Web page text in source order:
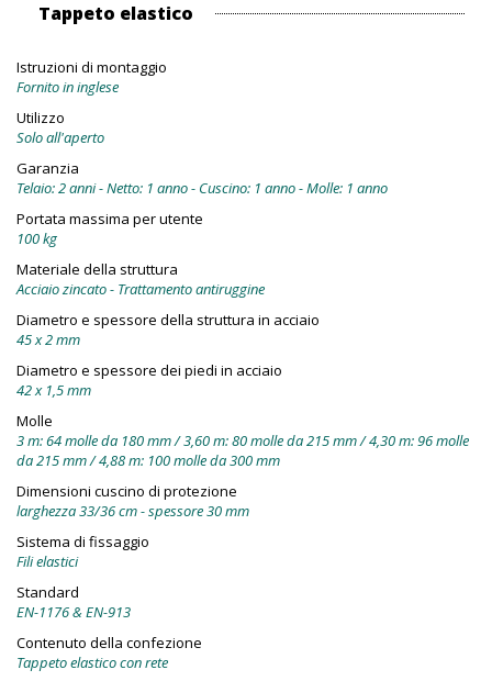
Tappeto elastico
Istruzioni di montaggio
Fornito in inglese
Utilizzo
Solo all'aperto
Garanzia
Telaio: 2 anni - Netto: 1 anno - Cuscino: 1 anno - Molle: 1 anno
Portata massima per utente
100 kg
Materiale della struttura
Acciaio zincato - Trattamento antiruggine
Diametro e spessore della struttura in acciaio
45 x 2 mm
Diametro e spessore dei piedi in acciaio
42 x 1,5 mm
Molle
3 m: 64 molle da 180 mm / 3,60 m: 80 molle da 215 mm / 4,30 m: 96 molle
da 215 mm / 4,88 m: 100 molle da 300 mm
Dimensioni cuscino di protezione
larghezza 33/36 cm - spessore 30 mm
Sistema di fissaggio
Fili elastici
Standard
EN-1176 & EN-913
Contenuto della confezione
Tappeto elastico con rete